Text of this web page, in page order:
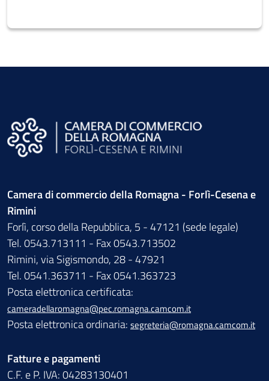
Camera di commercio della Romagna - Forlì-Cesena e
Rimini
Forlì, corso della Repubblica, 5 - 47121 (sede legale)
Tel. 0543.713111 - Fax 0543.713502
Rimini, via Sigismondo, 28 - 47921
Tel. 0541.363711 - Fax 0541.363723
Posta elettronica certificata:
cameradellaromagna@pec.romagna.camcom.it
Posta elettronica ordinaria: segreteria@romagna.camcom.it
Fatture e pagamenti
C.F. e P. IVA: 04283130401